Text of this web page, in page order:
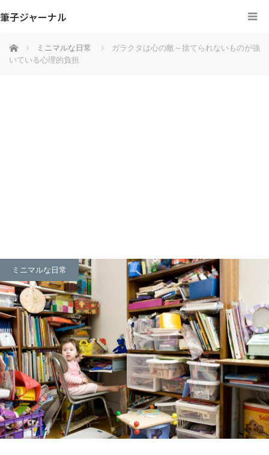
筆子ジャーナル
ホーム ミニマルな日常
ガラクタは心の敵～捨てられないものが強
いている心理的負担
ミニマルな日常